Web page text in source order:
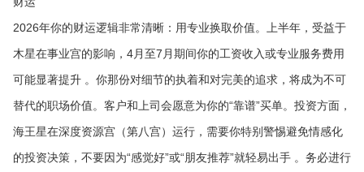
2026年你的财运逻辑非常清晰：用专业换取价值。上半年，受益于
木星在事业宫的影响，4月至7月期间你的工资收入或专业服务费用
可能显著提升 。你那份对细节的执着和对完美的追求，将成为不可
替代的职场价值。客户和上司会愿意为你的“靠谱”买单。投资方面，
海王星在深度资源宫（第八宫）运行，需要你特别警惕避免情感化
的投资决策，不要因为“感觉好”或“朋友推荐”就轻易出手 。务必进行